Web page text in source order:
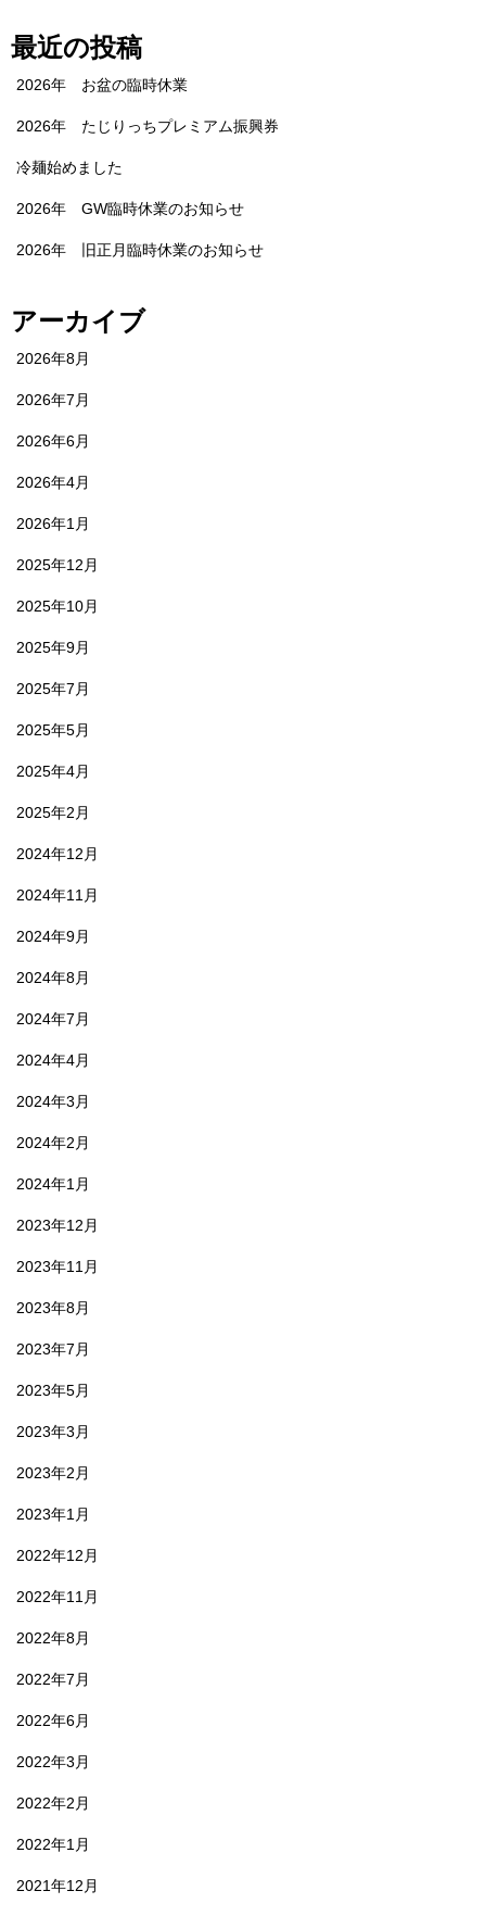
最近の投稿
2026年 お盆の臨時休業
2026年 たじりっちプレミアム振興券
冷麺始めました
2026年 GW臨時休業のお知らせ
2026年 旧正月臨時休業のお知らせ
アーカイブ
2026年8月
2026年7月
2026年6月
2026年4月
2026年1月
2025年12月
2025年10月
2025年9月
2025年7月
2025年5月
2025年4月
2025年2月
2024年12月
2024年11月
2024年9月
2024年8月
2024年7月
2024年4月
2024年3月
2024年2月
2024年1月
2023年12月
2023年11月
2023年8月
2023年7月
2023年5月
2023年3月
2023年2月
2023年1月
2022年12月
2022年11月
2022年8月
2022年7月
2022年6月
2022年3月
2022年2月
2022年1月
2021年12月